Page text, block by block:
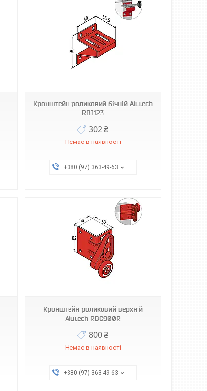
Кронштейн роликовий бічній Alutech
RBI123
302 ₴
Немає в наявності
+380 (97) 363-49-63
Кронштейн роликовий верхній
Alutech RBG900R
800 ₴
Немає в наявності
+380 (97) 363-49-63